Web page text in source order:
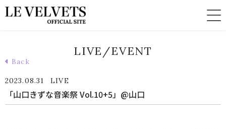
LIVE/EVENT
Back
2023.08.31 LIVE
「山口きずな音楽祭 Vol.10+5」@山口